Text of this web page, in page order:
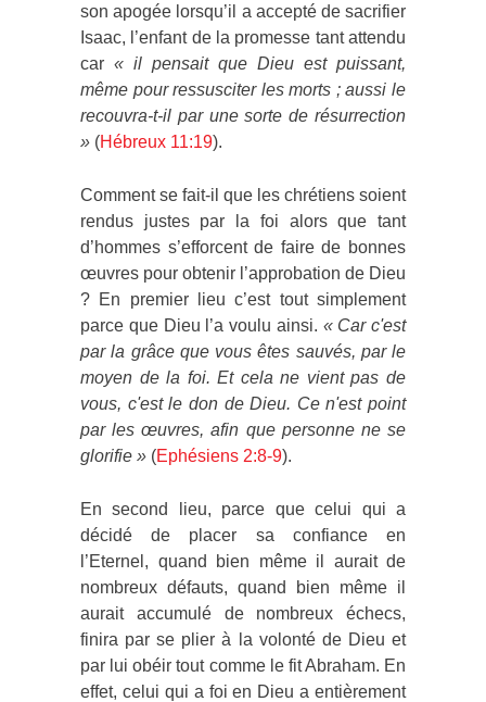
son apogée lorsqu’il a accepté de sacrifier
Isaac, l’enfant de la promesse tant attendu
car « il pensait que Dieu est puissant,
même pour ressusciter les morts ; aussi le
recouvra-t-il par une sorte de résurrection
» (Hébreux 11:19).
Comment se fait-il que les chrétiens soient
rendus justes par la foi alors que tant
d’hommes s’efforcent de faire de bonnes
œuvres pour obtenir l’approbation de Dieu
? En premier lieu c’est tout simplement
parce que Dieu l’a voulu ainsi. « Car c'est
par la grâce que vous êtes sauvés, par le
moyen de la foi. Et cela ne vient pas de
vous, c'est le don de Dieu. Ce n'est point
par les œuvres, afin que personne ne se
glorifie » (Ephésiens 2:8-9).
En second lieu, parce que celui qui a
décidé de placer sa confiance en
l’Eternel, quand bien même il aurait de
nombreux défauts, quand bien même il
aurait accumulé de nombreux échecs,
finira par se plier à la volonté de Dieu et
par lui obéir tout comme le fit Abraham. En
effet, celui qui a foi en Dieu a entièrement